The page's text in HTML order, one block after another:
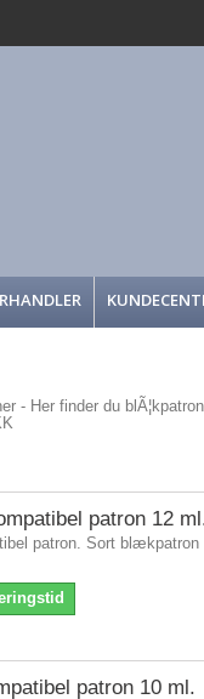
- Her finder du
patron 12
patron. Sort
patron 10 ml.